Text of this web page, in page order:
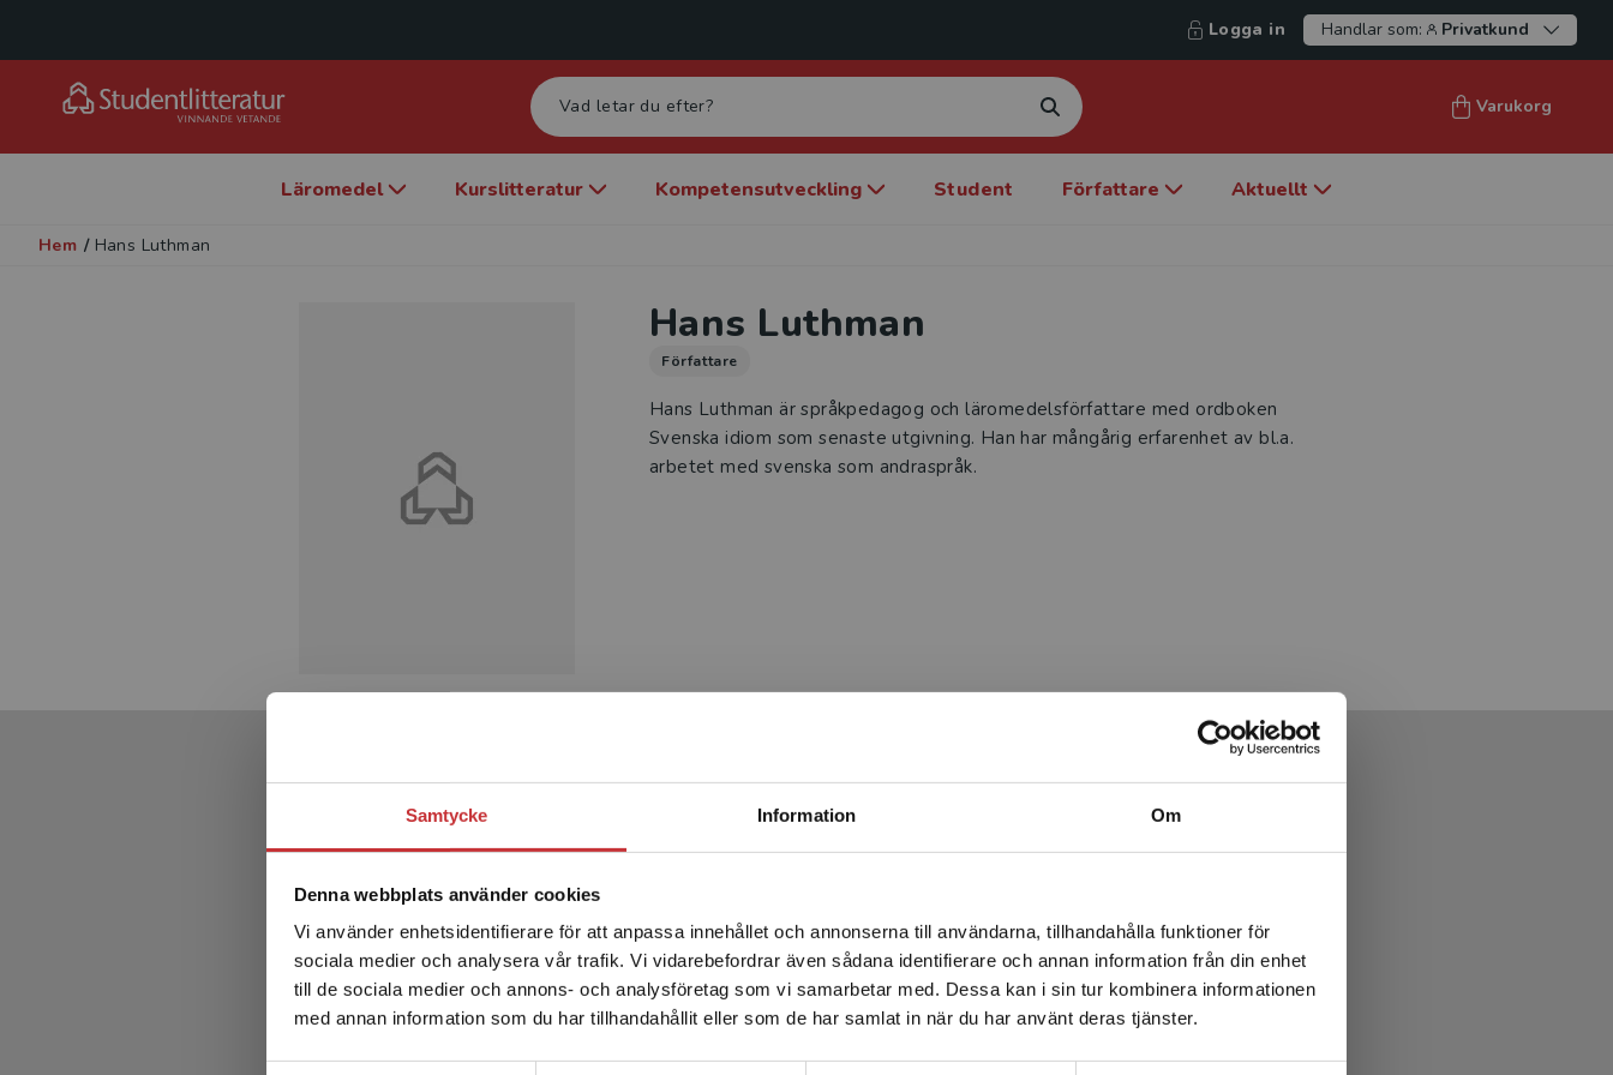
Samtycke Information Om
Denna webbplats använder cookies
Vi använder enhetsidentifierare för att anpassa innehållet och annonserna till användarna, tillhandahålla funktioner för
sociala medier och analysera vår trafik. Vi vidarebefordrar även sådana identifierare och annan information från din enhet
till de sociala medier och annons- och analysföretag som vi samarbetar med. Dessa kan i sin tur kombinera informationen
med annan information som du har tillhandahållit eller som de har samlat in när du har använt deras tjänster.
Begränsad fraktregion
Det verkar som att du besöker studentlitteratur.se via en
enhet utanför Sverige. Vi erbjuder inte leveranser utanför
Sverige. För att kunna slutföra ett köp måste
leveransadressen vara i Sverige.Läs mer
Logga in Handlar som: Privatkund
Varukorg
Läromedel Kurslitteratur Kompetensutveckling Student Författare Aktuellt
Hem / Hans Luthman
Hans Luthman
Författare
Hans Luthman är språkpedagog och läromedelsförfattare med ordboken
Svenska idiom som senaste utgivning. Han har mångårig erfarenhet av bl.a.
arbetet med svenska som andraspråk.
Produkter